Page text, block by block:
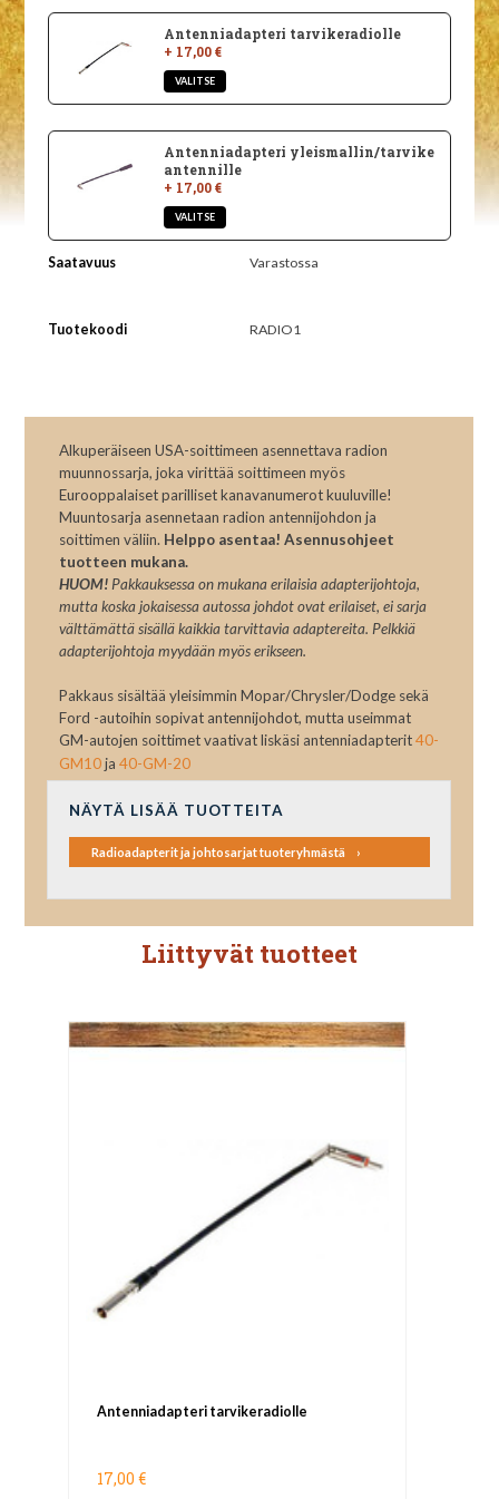
Antenniadapteri tarvikeradiolle
+ 17,00 €
Antenniadapteri yleismallin/tarvike
antennille
+ 17,00 €
Saatavuus Varastossa
Tuotekoodi RADIO1
Alkuperäiseen USA-soittimeen asennettava radion
muunnossarja, joka virittää soittimeen myös
Eurooppalaiset parilliset kanavanumerot kuuluville!
Muuntosarja asennetaan radion antennijohdon ja
soittimen väliin. Helppo asentaa! Asennusohjeet
tuotteen mukana.
HUOM! Pakkauksessa on mukana erilaisia adapterijohtoja,
mutta koska jokaisessa autossa johdot ovat erilaiset, ei sarja
välttämättä sisällä kaikkia tarvittavia adaptereita. Pelkkiä
adapterijohtoja myydään myös erikseen.
Pakkaus sisältää yleisimmin Mopar/Chrysler/Dodge sekä
Ford -autoihin sopivat antennijohdot, mutta useimmat
GM-autojen soittimet vaativat liskäsi antenniadapterit40-
GM10ja40-GM-20
NÄYTÄ LISÄÄ TUOTTEITA
Radioadapterit ja johtosarjat tuoteryhmästä
Liittyvät tuotteet
Antenniadapteri tarvikeradiolle
17,00 €